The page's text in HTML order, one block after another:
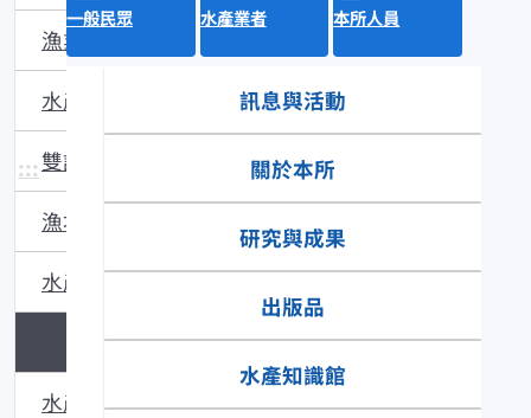
一般民眾 水產業者 本所人員
訊息與活動
關於本所
研究與成果
出版品
水產知識館
:::
漁業問答
水產主題館
雙語辭彙
漁場動態
水產品食安專區
水產技術
水產多媒體